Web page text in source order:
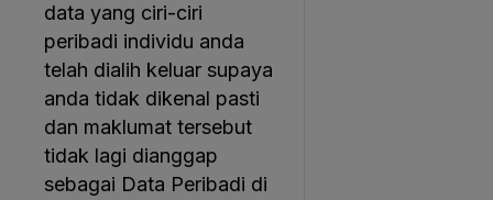
data yang ciri-ciri
peribadi individu anda
telah dialih keluar supaya
anda tidak dikenal pasti
dan maklumat tersebut
tidak lagi dianggap
sebagai Data Peribadi di